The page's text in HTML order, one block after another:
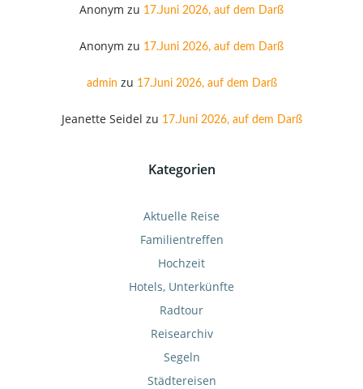
Anonym zu 17.Juni 2026, auf dem Darß
Anonym zu 17.Juni 2026, auf dem Darß
admin zu 17.Juni 2026, auf dem Darß
Jeanette Seidel zu 17.Juni 2026, auf dem Darß
Kategorien
Aktuelle Reise
Familientreffen
Hochzeit
Hotels, Unterkünfte
Radtour
Reisearchiv
Segeln
Städtereisen